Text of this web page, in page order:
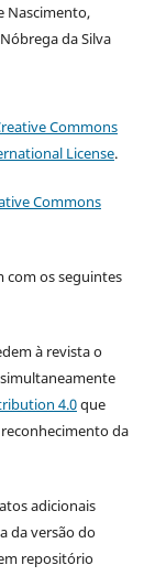
Nascimento,
da Silva
Commons
License.
Commons
com os seguintes
à revista o
4.0que
da
adicionais
da versão do
repositório